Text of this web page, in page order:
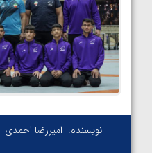
نویسنده: امیررضا احمدی